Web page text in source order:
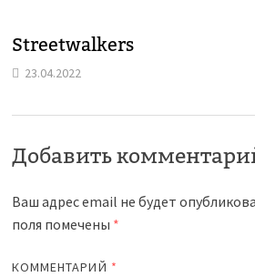
Streetwalkers
23.04.2022
Добавить
Ваш адрес email не будет
поля помечены *
КОММЕНТАРИЙ *